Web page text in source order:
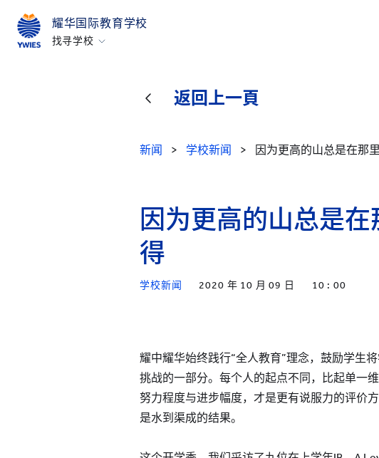
耀华国际教育学校
找寻学校
返回上一頁
新闻 > 学校新闻 > 因为更高的山总是在那
因为更高的山总是
得
学校新闻 2020 年 10 月 09 日 10 : 00
耀中耀华始终践行“全人教育”理念，鼓励学生
挑战的一部分。每个人的起点不同，比起单一
努力程度与进步幅度，才是更有说服力的评价
是水到渠成的结果。